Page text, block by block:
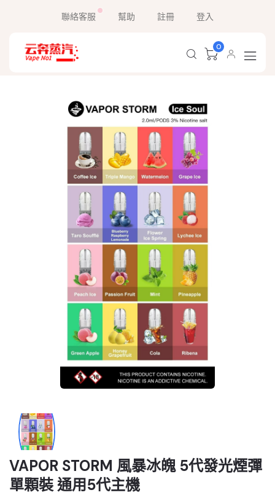
聯絡客服 幫助 註冊 登入
0
VAPOR STORM 風暴冰魄 5代發光煙彈
單顆裝 通用5代主機